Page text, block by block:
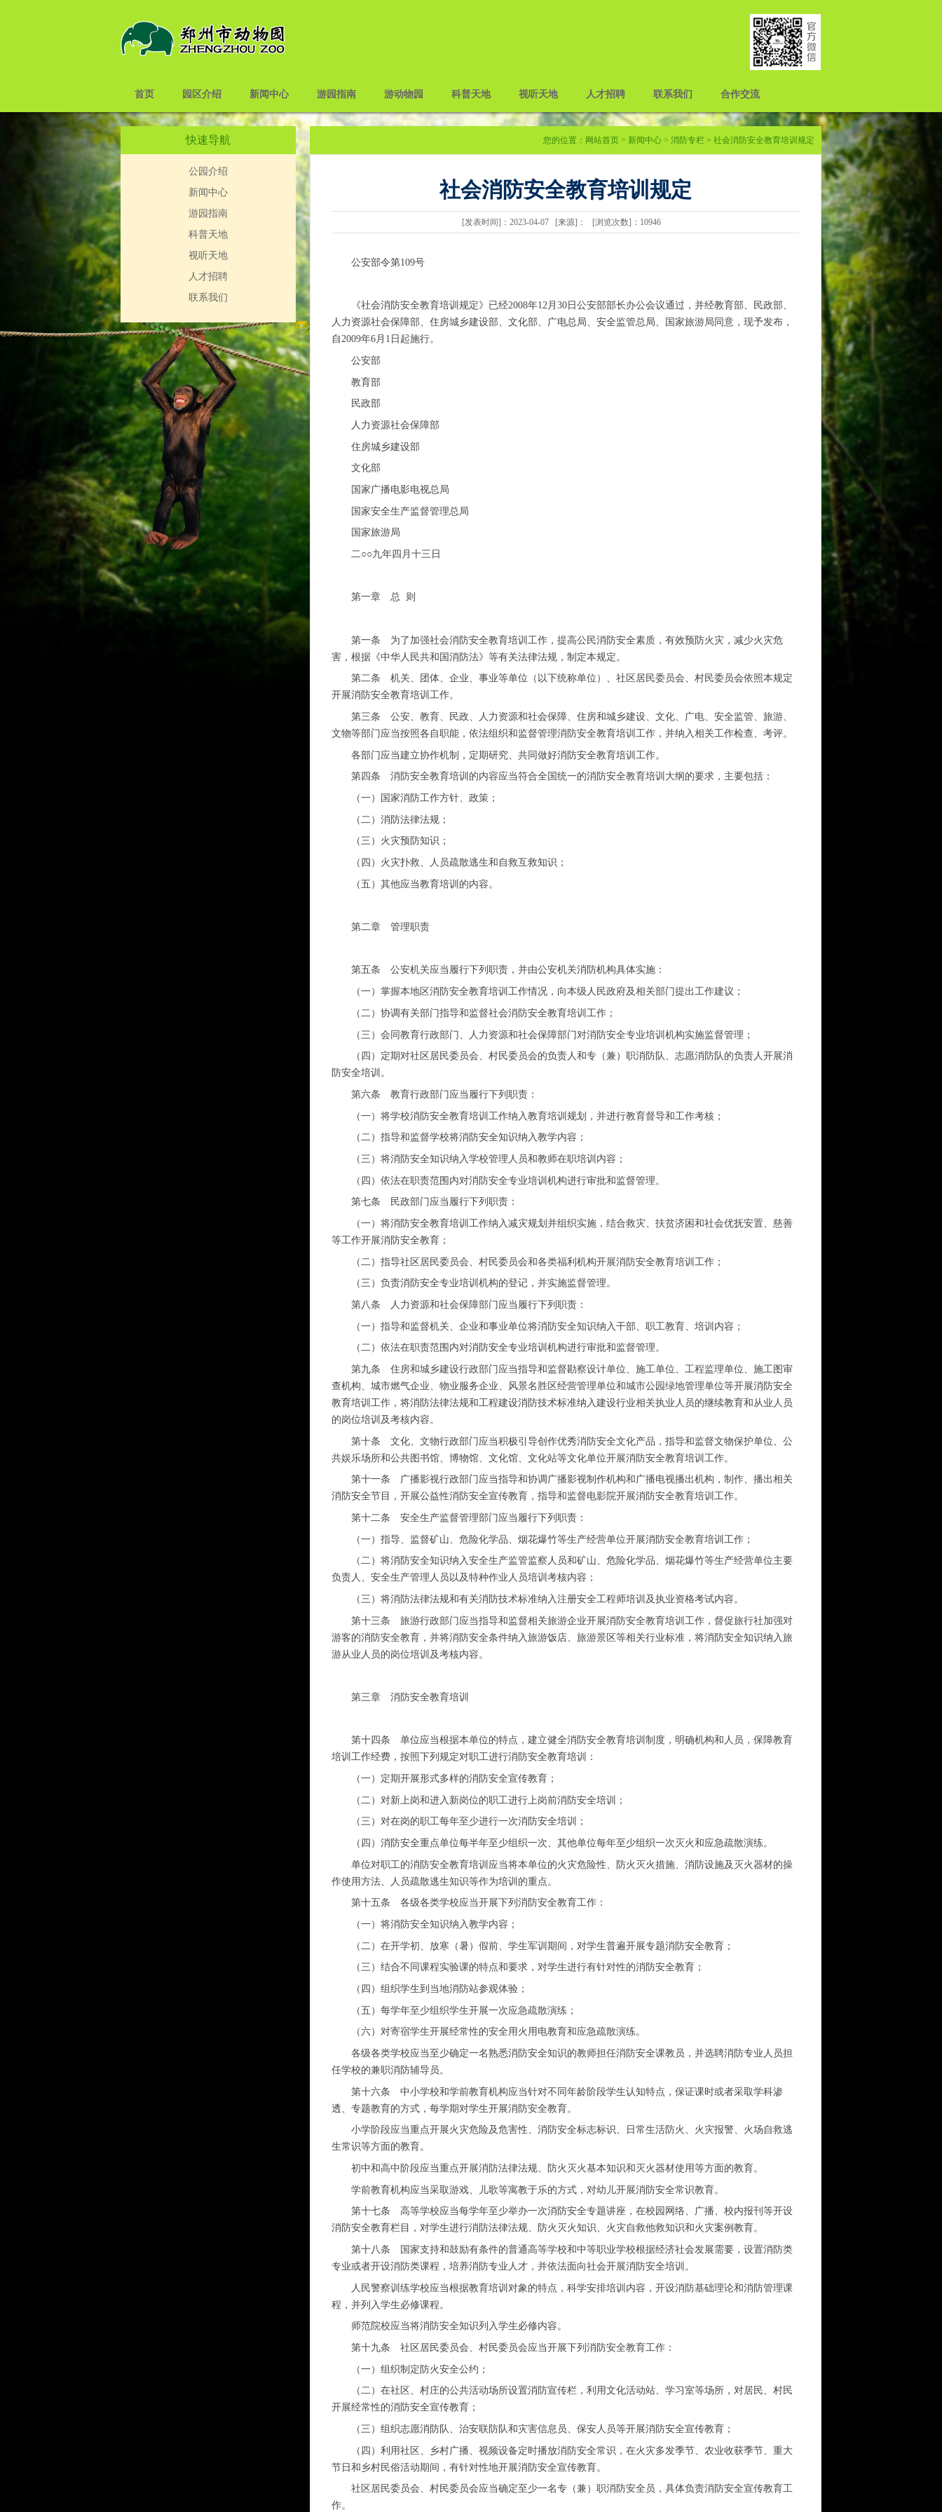
首页 园区介绍 新闻中心 游园指南 游动物园 科普天地 视听天地 人才招聘 联系我们 合作交流
快速导航
公园介绍
新闻中心
游园指南
科普天地
视听天地
人才招聘
联系我们
您的位置： 网站首页 > 新闻中心 > 消防专栏 > 社会消防安全教育培训规定
社会消防安全教育培训规定
[发表时间]：2023-04-07 [来源]： [浏览次数]：10946
公安部令第109号
《社会消防安全教育培训规定》已经2008年12月30日公安部部长办公会议通过，并经教育部、民政部、
人力资源社会保障部、住房城乡建设部、文化部、广电总局、安全监管总局、国家旅游局同意，现予发布，
自2009年6月1日起施行。
公安部
教育部
民政部
人力资源社会保障部
住房城乡建设部
文化部
国家广播电影电视总局
国家安全生产监督管理总局
国家旅游局
二○○九年四月十三日
第一章 总 则
第一条 为了加强社会消防安全教育培训工作，提高公民消防安全素质，有效预防火灾，减少火灾危
害，根据《中华人民共和国消防法》等有关法律法规，制定本规定。
第二条 机关、团体、企业、事业等单位（以下统称单位）、社区居民委员会、村民委员会依照本规定
开展消防安全教育培训工作。
第三条 公安、教育、民政、人力资源和社会保障、住房和城乡建设、文化、广电、安全监管、旅游、
文物等部门应当按照各自职能，依法组织和监督管理消防安全教育培训工作，并纳入相关工作检查、考评。
各部门应当建立协作机制，定期研究、共同做好消防安全教育培训工作。
第四条 消防安全教育培训的内容应当符合全国统一的消防安全教育培训大纲的要求，主要包括：
（一）国家消防工作方针、政策；
（二）消防法律法规；
（三）火灾预防知识；
（四）火灾扑救、人员疏散逃生和自救互救知识；
（五）其他应当教育培训的内容。
第二章 管理职责
第五条 公安机关应当履行下列职责，并由公安机关消防机构具体实施：
（一）掌握本地区消防安全教育培训工作情况，向本级人民政府及相关部门提出工作建议；
（二）协调有关部门指导和监督社会消防安全教育培训工作；
（三）会同教育行政部门、人力资源和社会保障部门对消防安全专业培训机构实施监督管理；
（四）定期对社区居民委员会、村民委员会的负责人和专（兼）职消防队、志愿消防队的负责人开展消
防安全培训。
第六条 教育行政部门应当履行下列职责：
（一）将学校消防安全教育培训工作纳入教育培训规划，并进行教育督导和工作考核；
（二）指导和监督学校将消防安全知识纳入教学内容；
（三）将消防安全知识纳入学校管理人员和教师在职培训内容；
（四）依法在职责范围内对消防安全专业培训机构进行审批和监督管理。
第七条 民政部门应当履行下列职责：
（一）将消防安全教育培训工作纳入减灾规划并组织实施，结合救灾、扶贫济困和社会优抚安置、慈善
等工作开展消防安全教育；
（二）指导社区居民委员会、村民委员会和各类福利机构开展消防安全教育培训工作；
（三）负责消防安全专业培训机构的登记，并实施监督管理。
第八条 人力资源和社会保障部门应当履行下列职责：
（一）指导和监督机关、企业和事业单位将消防安全知识纳入干部、职工教育、培训内容；
（二）依法在职责范围内对消防安全专业培训机构进行审批和监督管理。
第九条 住房和城乡建设行政部门应当指导和监督勘察设计单位、施工单位、工程监理单位、施工图审
查机构、城市燃气企业、物业服务企业、风景名胜区经营管理单位和城市公园绿地管理单位等开展消防安全
教育培训工作，将消防法律法规和工程建设消防技术标准纳入建设行业相关执业人员的继续教育和从业人员
的岗位培训及考核内容。
第十条 文化、文物行政部门应当积极引导创作优秀消防安全文化产品，指导和监督文物保护单位、公
共娱乐场所和公共图书馆、博物馆、文化馆、文化站等文化单位开展消防安全教育培训工作。
第十一条 广播影视行政部门应当指导和协调广播影视制作机构和广播电视播出机构，制作、播出相关
消防安全节目，开展公益性消防安全宣传教育，指导和监督电影院开展消防安全教育培训工作。
第十二条 安全生产监督管理部门应当履行下列职责：
（一）指导、监督矿山、危险化学品、烟花爆竹等生产经营单位开展消防安全教育培训工作；
（二）将消防安全知识纳入安全生产监管监察人员和矿山、危险化学品、烟花爆竹等生产经营单位主要
负责人、安全生产管理人员以及特种作业人员培训考核内容；
（三）将消防法律法规和有关消防技术标准纳入注册安全工程师培训及执业资格考试内容。
第十三条 旅游行政部门应当指导和监督相关旅游企业开展消防安全教育培训工作，督促旅行社加强对
游客的消防安全教育，并将消防安全条件纳入旅游饭店、旅游景区等相关行业标准，将消防安全知识纳入旅
游从业人员的岗位培训及考核内容。
第三章 消防安全教育培训
第十四条 单位应当根据本单位的特点，建立健全消防安全教育培训制度，明确机构和人员，保障教育
培训工作经费，按照下列规定对职工进行消防安全教育培训：
（一）定期开展形式多样的消防安全宣传教育；
（二）对新上岗和进入新岗位的职工进行上岗前消防安全培训；
（三）对在岗的职工每年至少进行一次消防安全培训；
（四）消防安全重点单位每半年至少组织一次、其他单位每年至少组织一次灭火和应急疏散演练。
单位对职工的消防安全教育培训应当将本单位的火灾危险性、防火灭火措施、消防设施及灭火器材的操
作使用方法、人员疏散逃生知识等作为培训的重点。
第十五条 各级各类学校应当开展下列消防安全教育工作：
（一）将消防安全知识纳入教学内容；
（二）在开学初、放寒（暑）假前、学生军训期间，对学生普遍开展专题消防安全教育；
（三）结合不同课程实验课的特点和要求，对学生进行有针对性的消防安全教育；
（四）组织学生到当地消防站参观体验；
（五）每学年至少组织学生开展一次应急疏散演练；
（六）对寄宿学生开展经常性的安全用火用电教育和应急疏散演练。
各级各类学校应当至少确定一名熟悉消防安全知识的教师担任消防安全课教员，并选聘消防专业人员担
任学校的兼职消防辅导员。
第十六条 中小学校和学前教育机构应当针对不同年龄阶段学生认知特点，保证课时或者采取学科渗
透、专题教育的方式，每学期对学生开展消防安全教育。
小学阶段应当重点开展火灾危险及危害性、消防安全标志标识、日常生活防火、火灾报警、火场自救逃
生常识等方面的教育。
初中和高中阶段应当重点开展消防法律法规、防火灭火基本知识和灭火器材使用等方面的教育。
学前教育机构应当采取游戏、儿歌等寓教于乐的方式，对幼儿开展消防安全常识教育。
第十七条 高等学校应当每学年至少举办一次消防安全专题讲座，在校园网络、广播、校内报刊等开设
消防安全教育栏目，对学生进行消防法律法规、防火灭火知识、火灾自救他救知识和火灾案例教育。
第十八条 国家支持和鼓励有条件的普通高等学校和中等职业学校根据经济社会发展需要，设置消防类
专业或者开设消防类课程，培养消防专业人才，并依法面向社会开展消防安全培训。
人民警察训练学校应当根据教育培训对象的特点，科学安排培训内容，开设消防基础理论和消防管理课
程，并列入学生必修课程。
师范院校应当将消防安全知识列入学生必修内容。
第十九条 社区居民委员会、村民委员会应当开展下列消防安全教育工作：
（一）组织制定防火安全公约；
（二）在社区、村庄的公共活动场所设置消防宣传栏，利用文化活动站、学习室等场所，对居民、村民
开展经常性的消防安全宣传教育；
（三）组织志愿消防队、治安联防队和灾害信息员、保安人员等开展消防安全宣传教育；
（四）利用社区、乡村广播、视频设备定时播放消防安全常识，在火灾多发季节、农业收获季节、重大
节日和乡村民俗活动期间，有针对性地开展消防安全宣传教育。
社区居民委员会、村民委员会应当确定至少一名专（兼）职消防安全员，具体负责消防安全宣传教育工
作。